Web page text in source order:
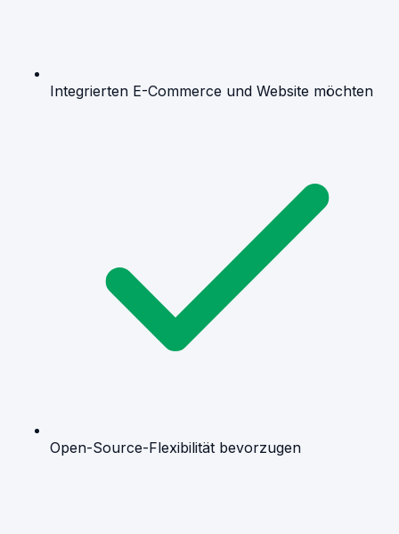
Integrierten E-Commerce und Website möchten
Open-Source-Flexibilität bevorzugen